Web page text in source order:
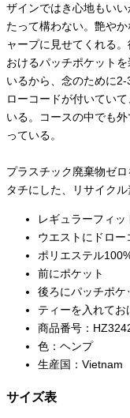
ザインではき心地もい
たって構わない。艶や
ャープに見せてくれる
おけるパッチポケット
いるから、念のために
ローコードが付いてい
いる。コースの中でも
っている。
プラスチック廃棄物ゼ
タチにした、リサイク
レギュラーフィッ
ウエストにドロー
ポリエステル
前にポケット
後ろにパッチポケ
ティーを入れてお
商品番号：
色：ヘンプ
生産国：Vietnam
サイズ表